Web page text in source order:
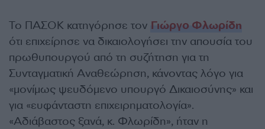
Το ΠΑΣΟΚ κατηγόρησε τον Γιώργο Φλωρίδη
ότι επιχείρησε να δικαιολογήσει την απουσία του
πρωθυπουργού από τη συζήτηση για τη
Συνταγματική Αναθεώρηση, κάνοντας λόγο για
«μονίμως ψευδόμενο υπουργό Δικαιοσύνης» και
για «ευφάνταστη επιχειρηματολογία».
«Αδιάβαστος ξανά, κ. Φλωρίδη», ήταν η